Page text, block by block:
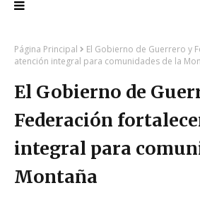
Página Principal
El Gobierno de Guerrero y
atención integral para comunidades de la
El Gobierno de
Federación
integral para
Montaña